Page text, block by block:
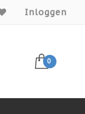
Inloggen
0